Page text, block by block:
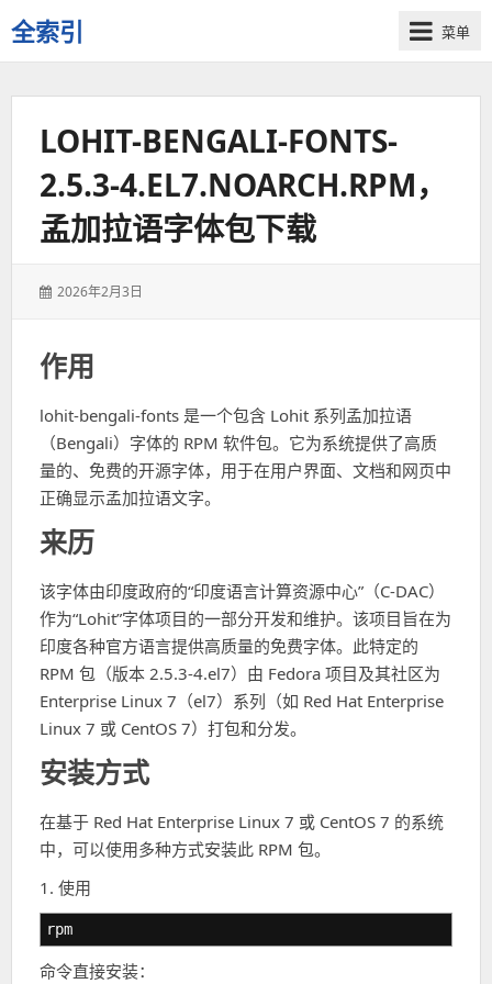
全索引
一
些
菜单
LOHIT-BENGALI-FONTS-
2.5.3-4.EL7.NOARCH.RPM，
孟加拉语字体包下载
发
2026年2月3日
作用
lohit-bengali-fonts 是一个包含 Lohit 系列孟加拉语
（Bengali）字体的 RPM 软件包。它为系统提供了高质
量的、免费的开源字体，用于在用户界面、文档和网页中
正确显示孟加拉语文字。
来历
该字体由印度政府的“印度语言计算资源中心”（C-DAC）
作为“Lohit”字体项目的一部分开发和维护。该项目旨在为
印度各种官方语言提供高质量的免费字体。此特定的
RPM 包（版本 2.5.3-4.el7）由 Fedora 项目及其社区为
Enterprise Linux 7（el7）系列（如 Red Hat Enterprise
Linux 7 或 CentOS 7）打包和分发。
安装方式
在基于 Red Hat Enterprise Linux 7 或 CentOS 7 的系统
中，可以使用多种方式安装此 RPM 包。
1. 使用
rpm
命令直接安装：